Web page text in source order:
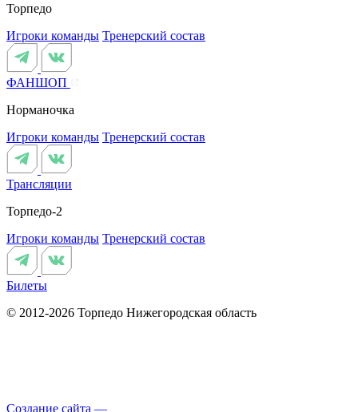
Торпедо
Игроки команды Тренерский состав
ФАНШОП
Норманочка
Игроки команды Тренерский состав
Трансляции
Торпедо-2
Игроки команды Тренерский состав
Билеты
© 2012-2026 Торпедо Нижегородская область
Создание сайта —